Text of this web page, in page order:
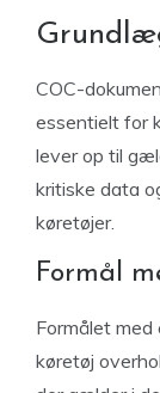
COC-
essentielt for
lever op til
kritiske data
køretøjer.
Formål
Formålet
køretøj